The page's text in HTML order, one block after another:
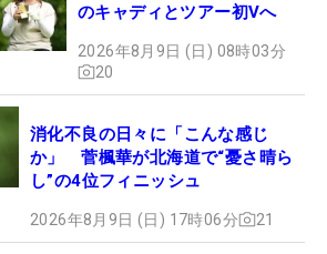
のキャディとツアー初Vへ
2026年8月9日 (日) 08時03分
20
消化不良の日々に「こんな感じ
か」 菅楓華が北海道で“憂さ晴ら
し”の4位フィニッシュ
2026年8月9日 (日) 17時06分 21